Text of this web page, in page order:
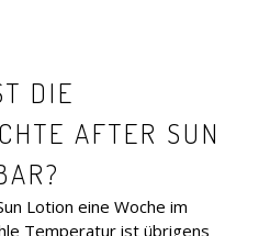
DIE
AFTER SUN
Lotion eine Woche im
Temperatur ist übrigens